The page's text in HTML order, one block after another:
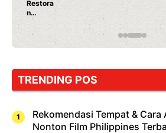
Rahasia Mami Bikin
TRENDING POS
Rekomendasi Tempat & Cara
Nonton Film Philippines